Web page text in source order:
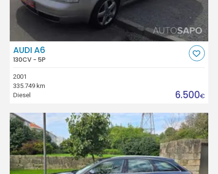
AUDI A6
130CV - 5P
2001
335.749 km
Diesel
6.500€